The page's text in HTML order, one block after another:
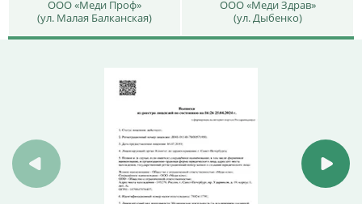
ООО «Меди Проф»
(ул. Малая Балканская)
ООО «Меди Здрав»
(ул. Дыбенко)